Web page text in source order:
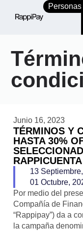
Personas
Junio 16, 2023
TÉRMINOS Y
HASTA 30%
RAPPICUENTA
13
01 Octubre,
Por medio del
Compañía de
“Rappipay”) da a
la campaña